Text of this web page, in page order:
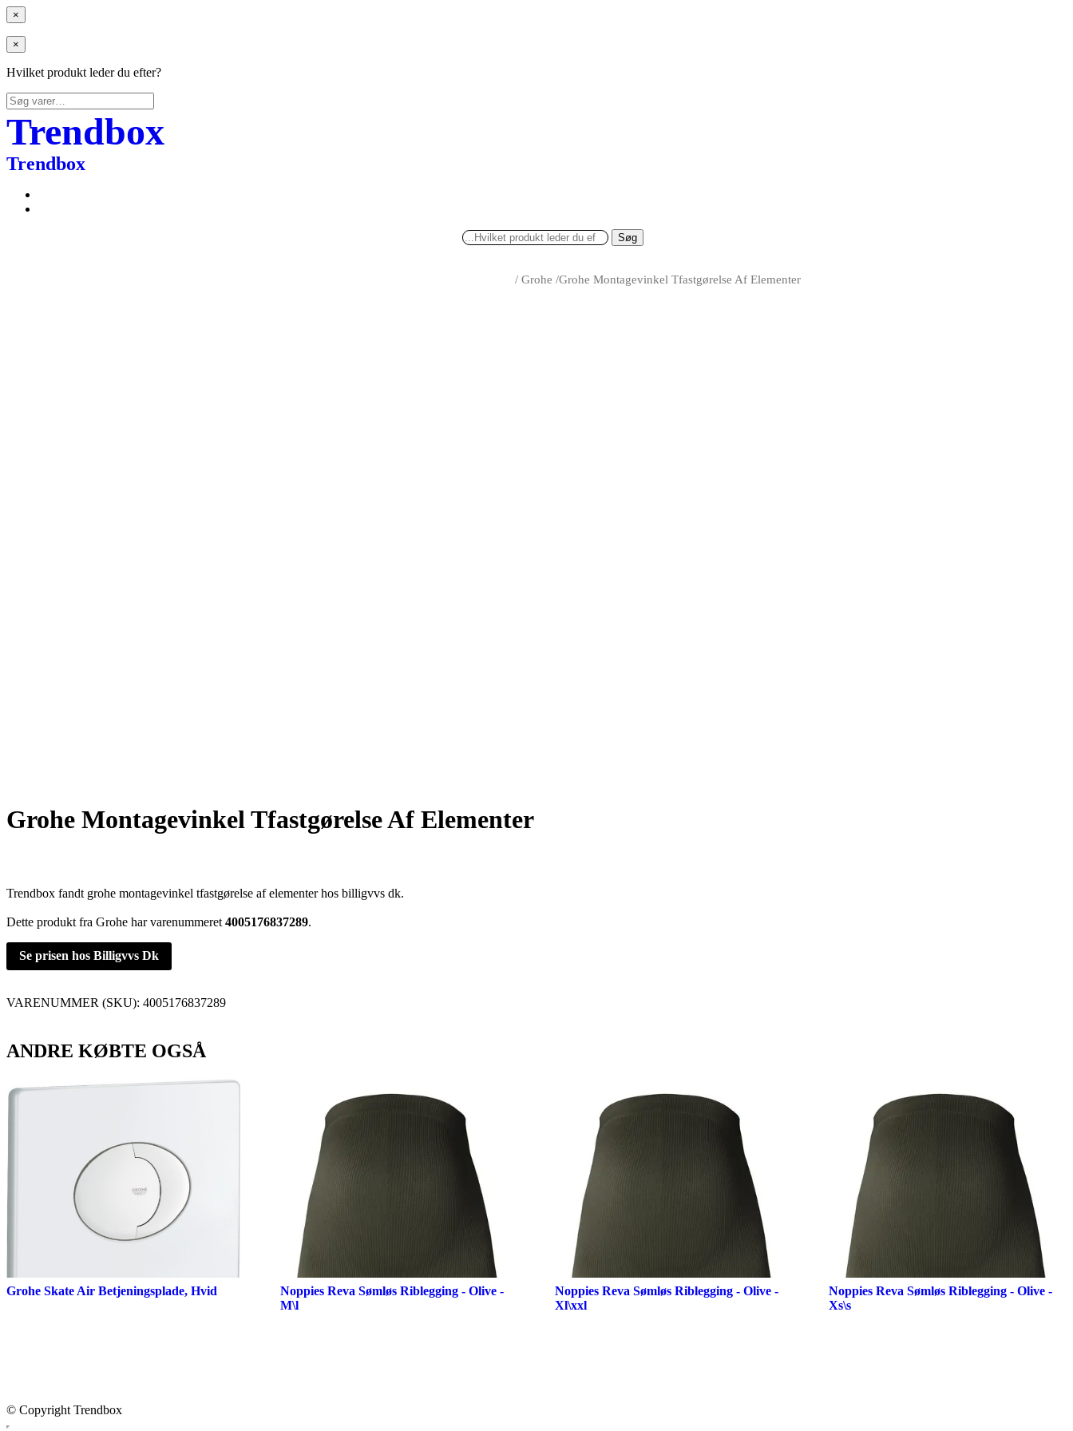
×
×
Hvilket produkt leder du efter?
Søg
efter:
Trendbox
Trendbox
Søg
/ Grohe /Grohe Montagevinkel Tfastgørelse Af Elementer
Grohe Montagevinkel Tfastgørelse Af Elementer
Trendbox fandt grohe montagevinkel tfastgørelse af elementer hos billigvvs dk.
Dette produkt fra Grohe har varenummeret 4005176837289.
Se prisen hos Billigvvs Dk
VARENUMMER (SKU): 4005176837289
ANDRE KØBTE OGSÅ
Grohe Skate Air Betjeningsplade, Hvid
Noppies Reva Sømløs Riblegging - Olive -
M\l
Noppies Reva Sømløs Riblegging - Olive -
Xl\xxl
Noppies Reva Sømløs Riblegging - Olive -
Xs\s
© Copyright Trendbox